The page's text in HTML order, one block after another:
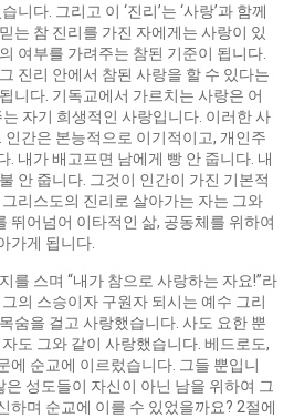
니다. 그리고 이 ‘진리’는 ‘사랑’과 함께
는 참 진리를 가진 자에게는 사랑이 있
여부를 가려주는 참된 기준이 됩니다.
진리 안에서 참된 사랑을 할 수 있다는
니다. 기독교에서 가르치는 사랑은 어
자기 희생적인 사랑입니다. 이러한 사
인간은 본능적으로 이기적이고, 개인주
. 내가 배고프면 남에게 빵 안 줍니다. 내
안 줍니다. 그것이 인간이 가진 기본적
리스도의 진리로 살아가는 자는 그와
뛰어넘어 이타적인 삶, 공동체를 위하여
가게 됩니다.
를 스며 “내가 참으로 사랑하는 자요!”라
의 스승이자 구원자 되시는 예수 그리
숨을 걸고 사랑했습니다. 사도 요한 뿐
도 그와 같이 사랑했습니다. 베드로도,
에 순교에 이르렀습니다. 그들 뿐입니
성도들이 자신이 아닌 남을 위하여 그
하며 순교에 이를 수 있었을까요? 2절에